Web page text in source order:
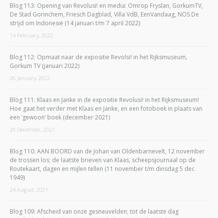
Blog 113: Opening van Revolusi! en media: Omrop Fryslan, GorkumTV,
De Stad Gorinchem, Friesch Dagblad, Villa VdB, EenVandaag, NOS De
strijd om Indonesië (14 januari t/m 7 april 2022)
14 February, 2022
Blog 112: Opmaat naar de expositie Revolsi! in het Rijksmuseum,
Gorkum TV (januari 2022)
26 January, 2022
Blog 111: Klaas en Janke in de expositie Revolusi! in het Rijksmuseum!
Hoe gaat het verder met Klaas en Janke, en een fotoboek in plaats van
een ‘gewoon’ boek (december 2021)
29 December, 2021
Blog 110: AAN BOORD van de Johan van Oldenbarnevelt, 12 november
de trossen los; de laatste brieven van Klaas, scheepsjournaal op de
Routekaart, dagen en mijlen tellen (11 november t/m dinsdag 5 dec
1949)
24 August, 2021
Blog 109: Afscheid van onze gesneuvelden; tot de laatste dag